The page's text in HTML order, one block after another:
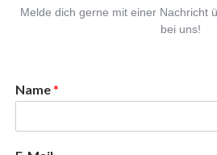
Melde dich gerne mit einer Nachricht
bei uns!
Name*